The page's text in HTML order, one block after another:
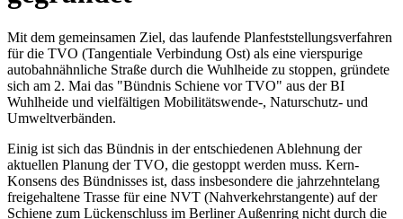
Mit dem gemeinsamen Ziel, das laufende Planfeststellungsverfahren
für die TVO (Tangentiale Verbindung Ost) als eine vierspurige
autobahnähnliche Straße durch die Wuhlheide zu stoppen, gründete
sich am 2. Mai das "Bündnis Schiene vor TVO" aus der BI
Wuhlheide und vielfältigen Mobilitätswende-, Naturschutz- und
Umweltverbänden.
Einig ist sich das Bündnis in der entschiedenen Ablehnung der
aktuellen Planung der TVO, die gestoppt werden muss. Kern-
Konsens des Bündnisses ist, dass insbesondere die jahrzehntelang
freigehaltene Trasse für eine NVT (Nahverkehrstangente) auf der
Schiene zum Lückenschluss im Berliner Außenring nicht durch die